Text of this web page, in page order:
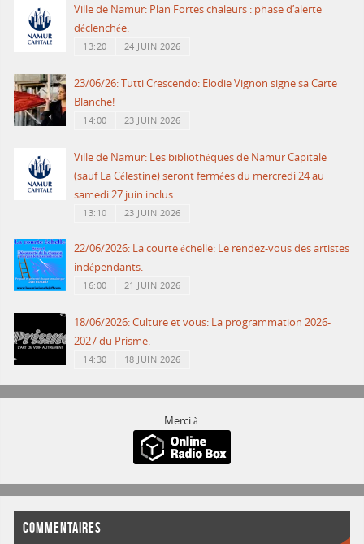
Ville de Namur: Plan Fortes chaleurs : phase d’alerte
déclenchée.
13:20 24 JUIN 2026
23/06/26: Tutti Crescendo: Elodie Vignon signe sa Carte
Blanche!
14:00 23 JUIN 2026
Ville de Namur: Les bibliothèques de Namur Capitale
(sauf La Célestine) seront fermées du mercredi 24 au
samedi 27 juin inclus.
13:10 23 JUIN 2026
22/06/2026: La courte échelle: Le rendez-vous des artistes
indépendants.
16:00 21 JUIN 2026
18/06/2026: Culture et vous: La programmation 2026-
2027 du Prisme.
14:30 18 JUIN 2026
Merci à:
COMMENTAIRES